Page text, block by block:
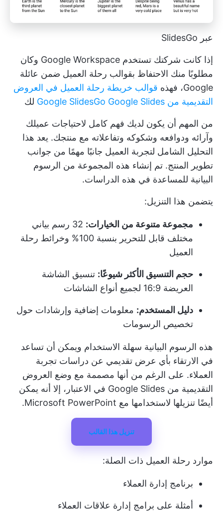
عبر SlidesGo
إذا كانت شركتك تستخدم Google Workspace وكان
مطلوبًا منك الاحتفاظ بقوالب رحلة العميل ضمن عائلة
Google، فهذه
قوالب خريطة رحلة العميل في العروض
التقديمية من Google SlidesGo Google Slides
لك
من المهم أن يكون لديك فهم كامل لاحتياجات عميلك
وآرائه ودوافعه وشكوكه وتفاعلاته مع منتجك. يعد هذا
التحليل الشامل لتجربة العميل جانبًا مهمًا من جوانب
تطوير المنتج. تم إنشاء هذه المجموعة من الرسوم
البيانية للمساعدة في هذه الدراسات.
يتضمن هذا التنزيل:
مجموعة متنوعة من الخيارات:
32 رسم بياني
مختلف قابل للتحرير بنسبة 100% وخرائط رحلة
العميل
حجم التنسيق الأكثر شيوعًا: تنسيق الشاشة
العريضة 16:9 لجميع أنواع الشاشات
دليل المستخدم: معلومات إضافية وإرشادات حول
تخصيص الرسومات
هذه الرسوم البيانية سهلة الاستخدام ويمكن أن تساعد
في الارتقاء بأي عرض تقديمي عن دراسات تجربة
العملاء. على الرغم من أنها مصممة مع وضع العروض
التقديمية من Google Slides في الاعتبار، إلا أنه يمكن
أيضًا تنزيلها لاستخدامها مع Microsoft PowerPoint.
تنزيل هذا القالب
موارد رحلة العميل ذات الصلة:
برنامج إدارة العملاء
أمثلة على برامج إدارة علاقات العملاء